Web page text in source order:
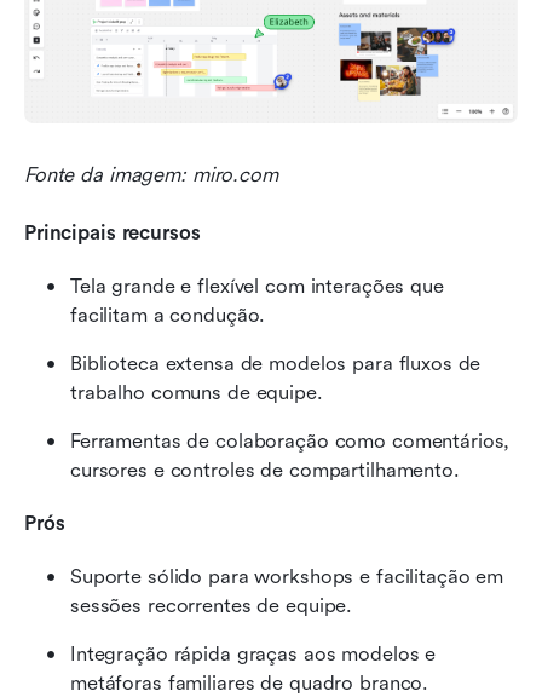
Fonte da imagem: miro.com
Principais recursos
Tela grande e flexível com interações que
facilitam a condução.
Biblioteca extensa de modelos para fluxos de
trabalho comuns de equipe.
Ferramentas de colaboração como comentários,
cursores e controles de compartilhamento.
Prós
Suporte sólido para workshops e facilitação em
sessões recorrentes de equipe.
Integração rápida graças aos modelos e
metáforas familiares de quadro branco.